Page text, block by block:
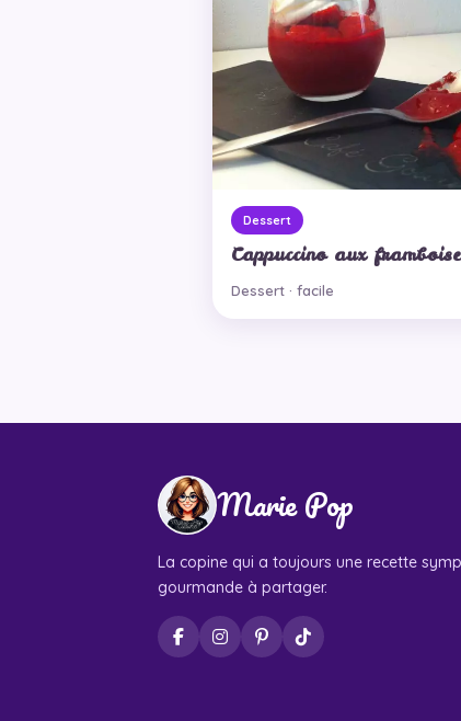
Dessert
Cappuccino aux
Dessert · facile
Marie Pop
La copine qui a toujours une recette
gourmande à partager.